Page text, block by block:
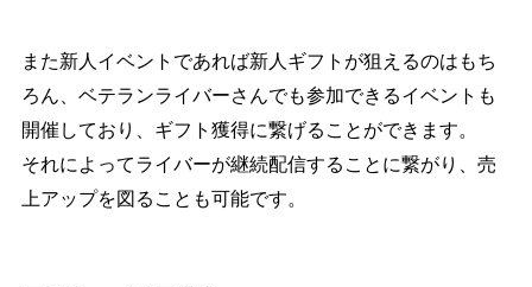
また新人イベントであれば新人ギフトが狙えるのはもち
ろん、ベテランライバーさんでも参加できるイベントも
開催しており、ギフト獲得に繋げることができます。
それによってライバーが継続配信することに繋がり、売
上アップを図ることも可能です。